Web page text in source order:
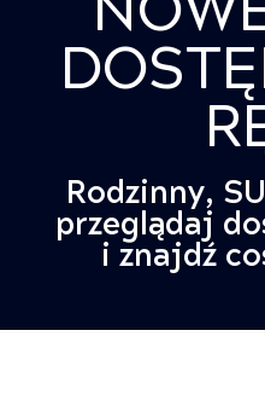
Rodzinny,
przeglądaj
i znajdź